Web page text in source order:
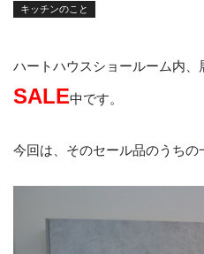
キッチンのこと
ハートハウスショールーム内
SALE中です。
今回は、そのセール品のうちの